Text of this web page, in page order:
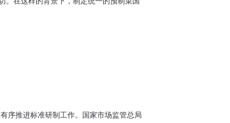
序推进标准研制工作。国家市场监管总局